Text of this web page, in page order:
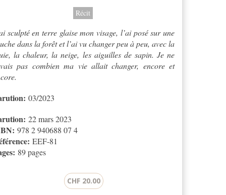
Récit
sculpté en terre glaise mon visage, l’ai posé sur une
dans la forêt et l’ai vu changer peu à peu, avec la
la chaleur, la neige, les aiguilles de sapin. Je ne
pas combien ma vie allait changer, encore et
03/2023
22 mars 2023
978 2 940688 07 4
EEF-81
89 pages
CHF 20.00